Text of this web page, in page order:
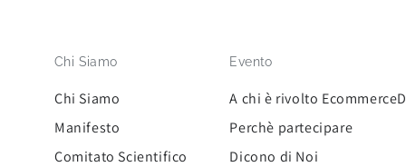
Chi Siamo
Chi Siamo
Manifesto
Comitato Scientifico
Evento
A chi è rivolto
Perchè partecipare
Dicono di Noi